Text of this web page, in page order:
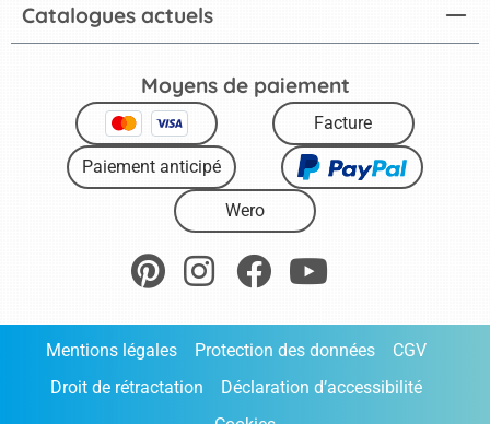
Catalogues actuels
Moyens de paiement
Facture
Paiement anticipé
Wero
Mentions légales Protection des données
CGV
Droit de rétractation
Déclaration d’accessibilité